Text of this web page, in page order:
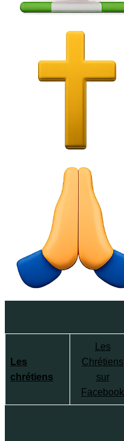
Les
chrétiens
Les
Chrétiens
sur
Facebook